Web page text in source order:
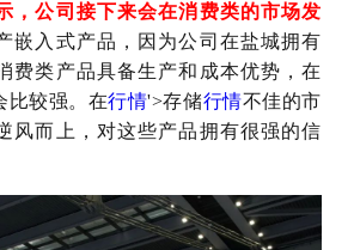
，公司接下来会在消费类的市场发
嵌入式产品，因为公司在盐城拥有
费类产品具备生产和成本优势，在
比较强。在行情'>存储行情不佳的市
风而上，对这些产品拥有很强的信